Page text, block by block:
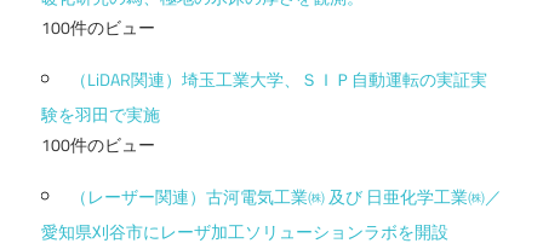
100件のビュー
（LiDAR関連）埼玉工業大学、ＳＩＰ自動運転の実証実
験を羽田で実施
100件のビュー
（レーザー関連）古河電気工業㈱ 及び 日亜化学工業㈱／
愛知県刈谷市にレーザ加工ソリューションラボを開設